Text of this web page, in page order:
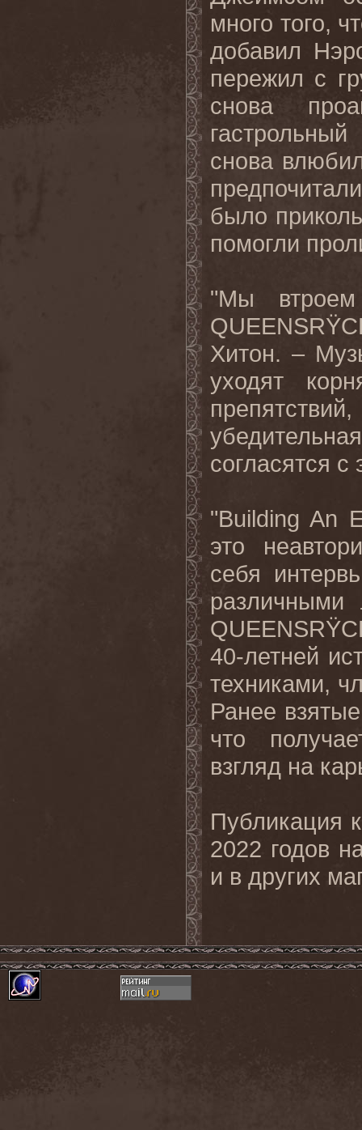
много того,
добавил
пережил с
снова
снова
было
помогли
"Мы
QUEENSRŸ
Хитон. –
уходят
согласятся с
"Building An
это
себя
QUEENSRŸ
40-летней
техниками,
Ранее
что
взгляд на
Публикация
2022 годов
и в других